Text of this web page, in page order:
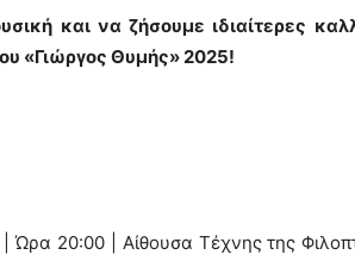
και να ζήσουμε ιδιαίτερες
«Γιώργος Θυμής» 2025!
Ώρα 20:00 | Αίθουσα Τέχνης της